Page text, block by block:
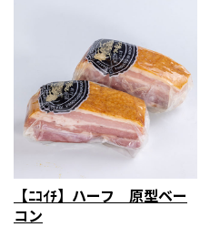
【ﾆｺｲﾁ】ハーフ 原型ベー
コン